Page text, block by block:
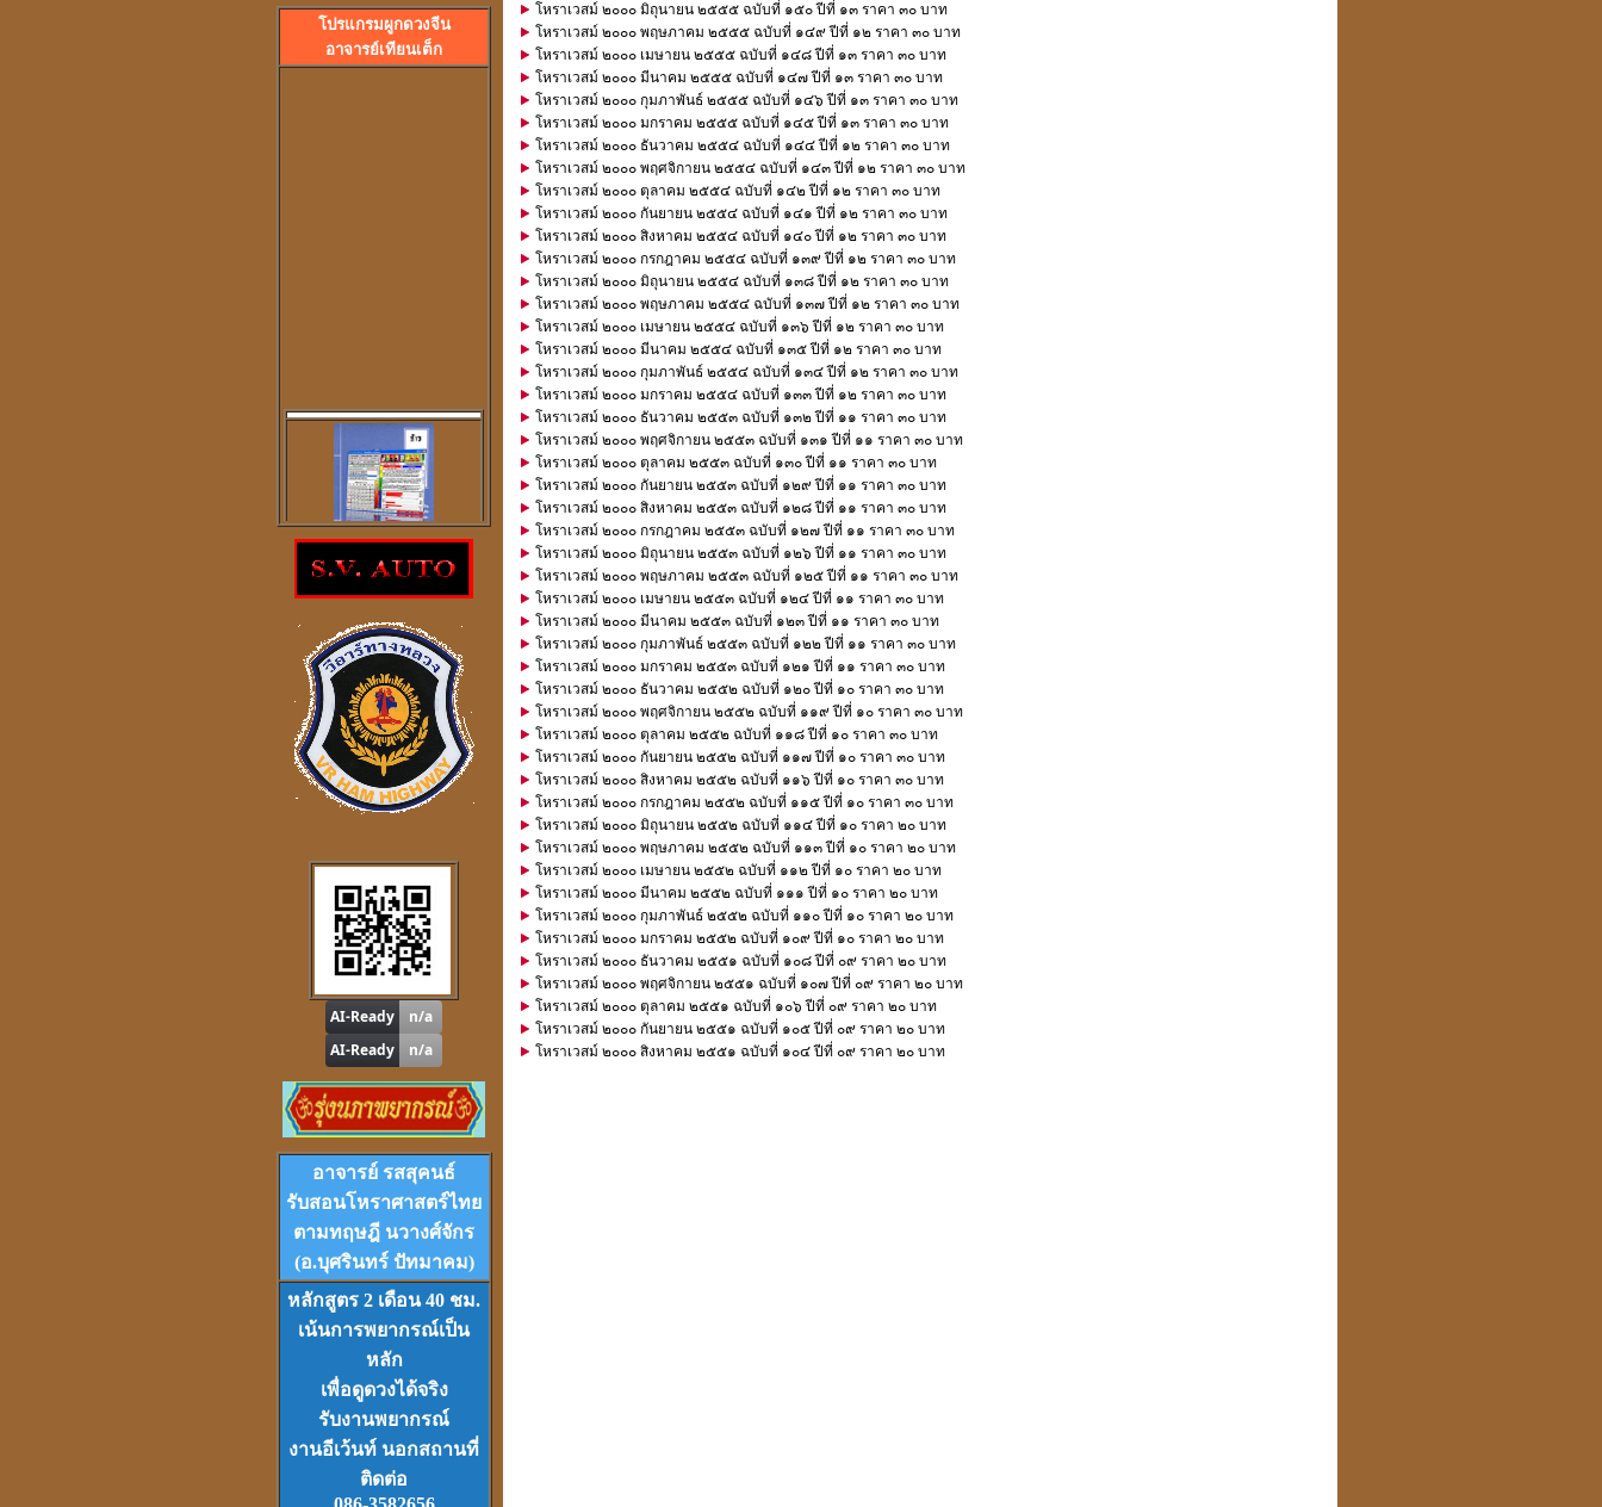
ลวงพ่อปลื้ม วัดสวนหงส
พระอาจารย์ปุ้ม วัดศาลาแดง
โปรแกรมผูกดวงจีน
อาจารย์เทียนเต็ก
โปรแกรม
ราคา 300บาท
โปรแกรมดูดวงจีน2ภาษา
โปรแกรมดวงจีน
"รู้หนึ่ง-รู้หมด"
ดูดวง,หาฤกษ์ด้วยตนเอง
โปรแกรมTian-Tek Pro
Version 1
ราคา 1,000บาท
DVDเรียนดวงจีน
ชุดที่1-2-3
อาจารย์ รสสุคนธ์
รับสอนโหราศาสตร์ไทย
ตามทฤษฎี นวางศ์จักร
(อ.บุศรินทร์ ปัทมาคม)
หลักสูตร 2 เดือน 40 ชม.
เน้นการพยากรณ์เป็น
หลัก
เพื่อดูดวงได้จริง
รับงานพยากรณ์
งานอีเว้นท์ นอกสถานที่
ติดต่อ
โหราเวสม์ ๒๐๐๐ มิถุนายน ๒๕๕๕ ฉบับที่ ๑๕๐ ปีที่ ๑๓ ราคา ๓๐ บาท
โหราเวสม์ ๒๐๐๐ พฤษภาคม ๒๕๕๕ ฉบับที่ ๑๔๙ ปีที่ ๑๒ ราคา ๓๐ บาท
โหราเวสม์ ๒๐๐๐ เมษายน ๒๕๕๕ ฉบับที่ ๑๔๘ ปีที่ ๑๓ ราคา ๓๐ บาท
โหราเวสม์ ๒๐๐๐ มีนาคม ๒๕๕๕ ฉบับที่ ๑๔๗ ปีที่ ๑๓ ราคา ๓๐ บาท
โหราเวสม์ ๒๐๐๐ กุมภาพันธ์ ๒๕๕๕ ฉบับที่ ๑๔๖ ปีที่ ๑๓ ราคา ๓๐ บาท
โหราเวสม์ ๒๐๐๐ มกราคม ๒๕๕๕ ฉบับที่ ๑๔๕ ปีที่ ๑๓ ราคา ๓๐ บาท
โหราเวสม์ ๒๐๐๐ ธันวาคม ๒๕๕๔ ฉบับที่ ๑๔๔ ปีที่ ๑๒ ราคา ๓๐ บาท
โหราเวสม์ ๒๐๐๐ พฤศจิกายน ๒๕๕๔ ฉบับที่ ๑๔๓ ปีที่ ๑๒ ราคา ๓๐ บาท
โหราเวสม์ ๒๐๐๐ ตุลาคม ๒๕๕๔ ฉบับที่ ๑๔๒ ปีที่ ๑๒ ราคา ๓๐ บาท
โหราเวสม์ ๒๐๐๐ กันยายน ๒๕๕๔ ฉบับที่ ๑๔๑ ปีที่ ๑๒ ราคา ๓๐ บาท
โหราเวสม์ ๒๐๐๐ สิงหาคม ๒๕๕๔ ฉบับที่ ๑๔๐ ปีที่ ๑๒ ราคา ๓๐ บาท
โหราเวสม์ ๒๐๐๐ กรกฎาคม ๒๕๕๔ ฉบับที่ ๑๓๙ ปีที่ ๑๒ ราคา ๓๐ บาท
โหราเวสม์ ๒๐๐๐ มิถุนายน ๒๕๕๔ ฉบับที่ ๑๓๘ ปีที่ ๑๒ ราคา ๓๐ บาท
โหราเวสม์ ๒๐๐๐ พฤษภาคม ๒๕๕๔ ฉบับที่ ๑๓๗ ปีที่ ๑๒ ราคา ๓๐ บาท
โหราเวสม์ ๒๐๐๐ เมษายน ๒๕๕๔ ฉบับที่ ๑๓๖ ปีที่ ๑๒ ราคา ๓๐ บาท
โหราเวสม์ ๒๐๐๐ มีนาคม ๒๕๕๔ ฉบับที่ ๑๓๕ ปีที่ ๑๒ ราคา ๓๐ บาท
โหราเวสม์ ๒๐๐๐ กุมภาพันธ์ ๒๕๕๔ ฉบับที่ ๑๓๔ ปีที่ ๑๒ ราคา ๓๐ บาท
โหราเวสม์ ๒๐๐๐ มกราคม ๒๕๕๔ ฉบับที่ ๑๓๓ ปีที่ ๑๒ ราคา ๓๐ บาท
โหราเวสม์ ๒๐๐๐ ธันวาคม ๒๕๕๓ ฉบับที่ ๑๓๒ ปีที่ ๑๑ ราคา ๓๐ บาท
โหราเวสม์ ๒๐๐๐ พฤศจิกายน ๒๕๕๓ ฉบับที่ ๑๓๑ ปีที่ ๑๑ ราคา ๓๐ บาท
โหราเวสม์ ๒๐๐๐ ตุลาคม ๒๕๕๓ ฉบับที่ ๑๓๐ ปีที่ ๑๑ ราคา ๓๐ บาท
โหราเวสม์ ๒๐๐๐ กันยายน ๒๕๕๓ ฉบับที่ ๑๒๙ ปีที่ ๑๑ ราคา ๓๐ บาท
โหราเวสม์ ๒๐๐๐ สิงหาคม ๒๕๕๓ ฉบับที่ ๑๒๘ ปีที่ ๑๑ ราคา ๓๐ บาท
โหราเวสม์ ๒๐๐๐ กรกฎาคม ๒๕๕๓ ฉบับที่ ๑๒๗ ปีที่ ๑๑ ราคา ๓๐ บาท
โหราเวสม์ ๒๐๐๐ มิถุนายน ๒๕๕๓ ฉบับที่ ๑๒๖ ปีที่ ๑๑ ราคา ๓๐ บาท
โหราเวสม์ ๒๐๐๐ พฤษภาคม ๒๕๕๓ ฉบับที่ ๑๒๕ ปีที่ ๑๑ ราคา ๓๐ บาท
โหราเวสม์ ๒๐๐๐ เมษายน ๒๕๕๓ ฉบับที่ ๑๒๔ ปีที่ ๑๑ ราคา ๓๐ บาท
โหราเวสม์ ๒๐๐๐ มีนาคม ๒๕๕๓ ฉบับที่ ๑๒๓ ปีที่ ๑๑ ราคา ๓๐ บาท
โหราเวสม์ ๒๐๐๐ กุมภาพันธ์ ๒๕๕๓ ฉบับที่ ๑๒๒ ปีที่ ๑๑ ราคา ๓๐ บาท
โหราเวสม์ ๒๐๐๐ มกราคม ๒๕๕๓ ฉบับที่ ๑๒๑ ปีที่ ๑๑ ราคา ๓๐ บาท
โหราเวสม์ ๒๐๐๐ ธันวาคม ๒๕๕๒ ฉบับที่ ๑๒๐ ปีที่ ๑๐ ราคา ๓๐ บาท
โหราเวสม์ ๒๐๐๐ พฤศจิกายน ๒๕๕๒ ฉบับที่ ๑๑๙ ปีที่ ๑๐ ราคา ๓๐ บาท
โหราเวสม์ ๒๐๐๐ ตุลาคม ๒๕๕๒ ฉบับที่ ๑๑๘ ปีที่ ๑๐ ราคา ๓๐ บาท
โหราเวสม์ ๒๐๐๐ กันยายน ๒๕๕๒ ฉบับที่ ๑๑๗ ปีที่ ๑๐ ราคา ๓๐ บาท
โหราเวสม์ ๒๐๐๐ สิงหาคม ๒๕๕๒ ฉบับที่ ๑๑๖ ปีที่ ๑๐ ราคา ๓๐ บาท
โหราเวสม์ ๒๐๐๐ กรกฎาคม ๒๕๕๒ ฉบับที่ ๑๑๕ ปีที่ ๑๐ ราคา ๓๐ บาท
โหราเวสม์ ๒๐๐๐ มิถุนายน ๒๕๕๒ ฉบับที่ ๑๑๔ ปีที่ ๑๐ ราคา ๒๐ บาท
โหราเวสม์ ๒๐๐๐ พฤษภาคม ๒๕๕๒ ฉบับที่ ๑๑๓ ปีที่ ๑๐ ราคา ๒๐ บาท
โหราเวสม์ ๒๐๐๐ เมษายน ๒๕๕๒ ฉบับที่ ๑๑๒ ปีที่ ๑๐ ราคา ๒๐ บาท
โหราเวสม์ ๒๐๐๐ มีนาคม ๒๕๕๒ ฉบับที่ ๑๑๑ ปีที่ ๑๐ ราคา ๒๐ บาท
โหราเวสม์ ๒๐๐๐ กุมภาพันธ์ ๒๕๕๒ ฉบับที่ ๑๑๐ ปีที่ ๑๐ ราคา ๒๐ บาท
โหราเวสม์ ๒๐๐๐ มกราคม ๒๕๕๒ ฉบับที่ ๑๐๙ ปีที่ ๑๐ ราคา ๒๐ บาท
โหราเวสม์ ๒๐๐๐ ธันวาคม ๒๕๕๑ ฉบับที่ ๑๐๘ ปีที่ ๐๙ ราคา ๒๐ บาท
โหราเวสม์ ๒๐๐๐ พฤศจิกายน ๒๕๕๑ ฉบับที่ ๑๐๗ ปีที่ ๐๙ ราคา ๒๐ บาท
โหราเวสม์ ๒๐๐๐ ตุลาคม ๒๕๕๑ ฉบับที่ ๑๐๖ ปีที่ ๐๙ ราคา ๒๐ บาท
โหราเวสม์ ๒๐๐๐ กันยายน ๒๕๕๑ ฉบับที่ ๑๐๕ ปีที่ ๐๙ ราคา ๒๐ บาท
โหราเวสม์ ๒๐๐๐ สิงหาคม ๒๕๕๑ ฉบับที่ ๑๐๔ ปีที่ ๐๙ ราคา ๒๐ บาท